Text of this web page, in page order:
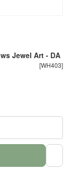
Jewel Art - DA
[WH403]